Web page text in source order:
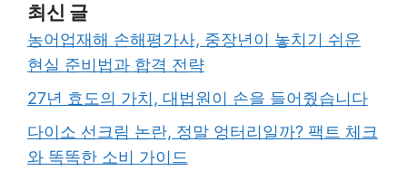
최신 글
농어업재해 손해평가사, 중장년이 놓치기 쉬운
현실 준비법과 합격 전략
27년 효도의 가치, 대법원이 손을 들어줬습니다
다이소 선크림 논란, 정말 엉터리일까? 팩트 체크
와 똑똑한 소비 가이드